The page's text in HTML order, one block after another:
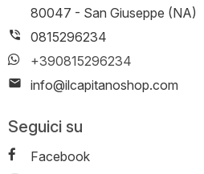
-
80047 - San Giuseppe (NA)
0815296234
+390815296234
info@ilcapitanoshop.com
Seguici su
Facebook